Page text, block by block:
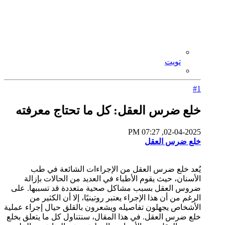
تويت
#1
خلع ضرس العقل: كل ما تحتاج معرفته
02-04-2025, 07:27 PM
خلع ضرس العقل
يُعد خلع ضرس العقل من الإجراءات الشائعة في طب
الأسنان، حيث يقوم الأطباء في العديد من الحالات بإزالة
ضروس العقل بسبب مشاكل صحية متعددة قد تسببها. على
الرغم من أن هذا الإجراء يعتبر روتينيًا، إلا أن الكثير من
الأشخاص يجهلون تفاصيله ويشعرون بالقلق حيال إجراء عملية
خلع ضرس العقل. في هذا المقال، سنتناول كل ما يتعلق بخلع